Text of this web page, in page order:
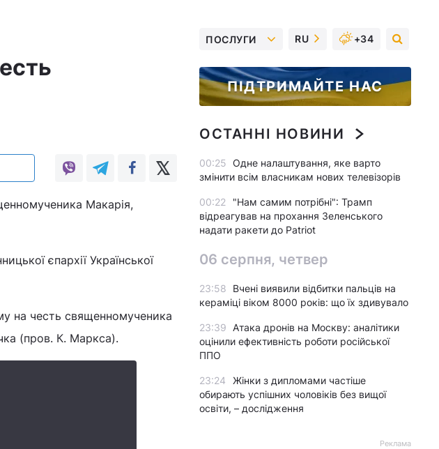
Макарія,
єпархії Української
на честь священномученика
(пров. К. Маркса).
ПОСЛУГИ RU +34
ПІДТРИМАЙТЕ НАС
ОСТАННІ НОВИНИ
00:25 Одне налаштування, яке варто
змінити всім власникам нових телевізорів
00:22
"Нам самим потрібні": Трамп
відреагував на прохання Зеленського
надати ракети до Patriot
06 серпня, четвер
23:58
Вчені виявили відбитки пальців на
кераміці віком 8000 років: що їх здивувало
23:39
Атака дронів на Москву: аналітики
оцінили ефективність роботи російської
ППО
23:24
Жінки з дипломами частіше
обирають успішних чоловіків без вищої
освіти, – дослідження
Реклама